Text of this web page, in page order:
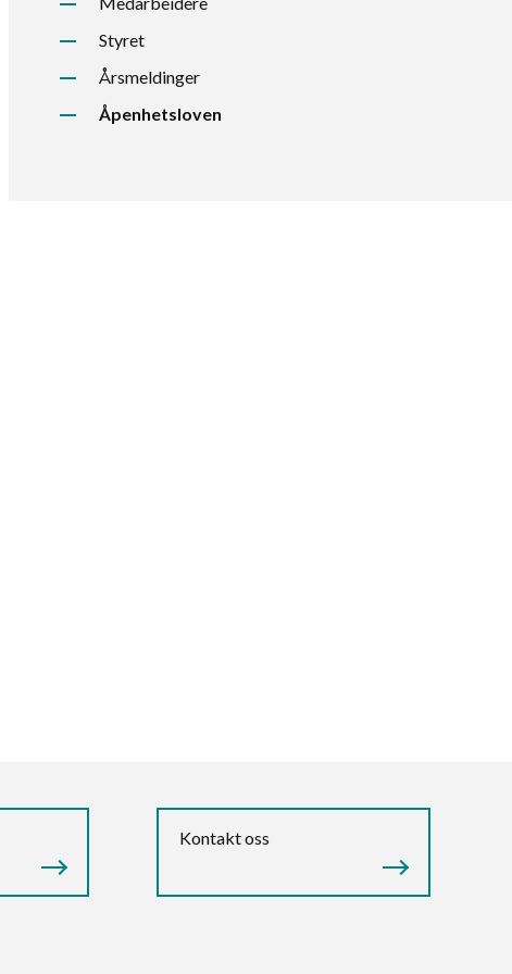
Styret
Årsmeldinger
Åpenhetsloven
Kontakt oss